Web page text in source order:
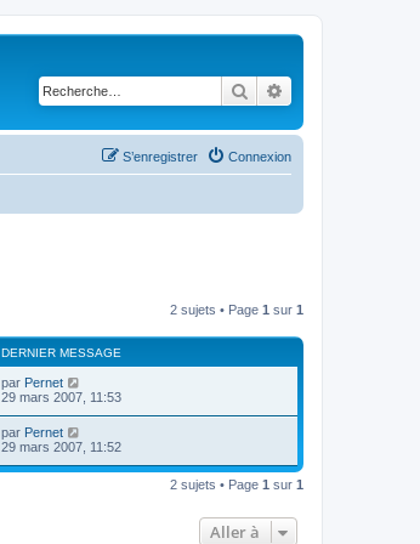
Rechercher
Connexion
S’enregistrer
2 sujets • Page 1 sur 1
DERNIER MESSAGE
par Pernet
29 mars 2007, 11:53
par Pernet
29 mars 2007, 11:52
2 sujets • Page 1 sur 1
Aller à